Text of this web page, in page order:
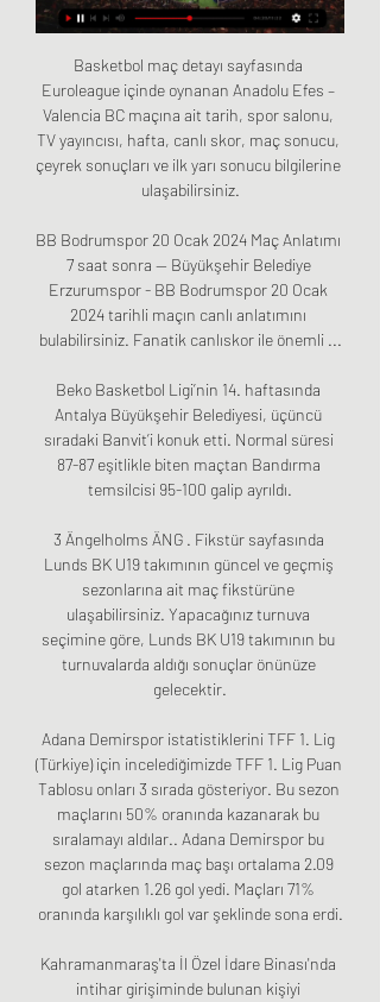
Basketbol maç detayı sayfasında
Euroleague içinde oynanan Anadolu Efes –
Valencia BC maçına ait tarih, spor salonu,
TV yayıncısı, hafta, canlı skor, maç sonucu,
çeyrek sonuçları ve ilk yarı sonucu bilgilerine
ulaşabilirsiniz.
BB Bodrumspor 20 Ocak 2024 Maç Anlatımı
7 saat sonra — Büyükşehir Belediye
Erzurumspor - BB Bodrumspor 20 Ocak
2024 tarihli maçın canlı anlatımını
bulabilirsiniz. Fanatik canlıskor ile önemli ...
Beko Basketbol Ligi’nin 14. haftasında
Antalya Büyükşehir Belediyesi, üçüncü
sıradaki Banvit’i konuk etti. Normal süresi
87-87 eşitlikle biten maçtan Bandırma
temsilcisi 95-100 galip ayrıldı.
3 Ängelholms ÄNG . Fikstür sayfasında
Lunds BK U19 takımının güncel ve geçmiş
sezonlarına ait maç fikstürüne
ulaşabilirsiniz. Yapacağınız turnuva
seçimine göre, Lunds BK U19 takımının bu
turnuvalarda aldığı sonuçlar önünüze
gelecektir.
Adana Demirspor istatistiklerini TFF 1. Lig
(Türkiye) için incelediğimizde TFF 1. Lig Puan
Tablosu onları 3 sırada gösteriyor. Bu sezon
maçlarını 50% oranında kazanarak bu
sıralamayı aldılar.. Adana Demirspor bu
sezon maçlarında maç başı ortalama 2.09
gol atarken 1.26 gol yedi. Maçları 71%
oranında karşılıklı gol var şeklinde sona erdi.
Kahramanmaraş'ta İl Özel İdare Binası'nda
intihar girişiminde bulunan kişiyi